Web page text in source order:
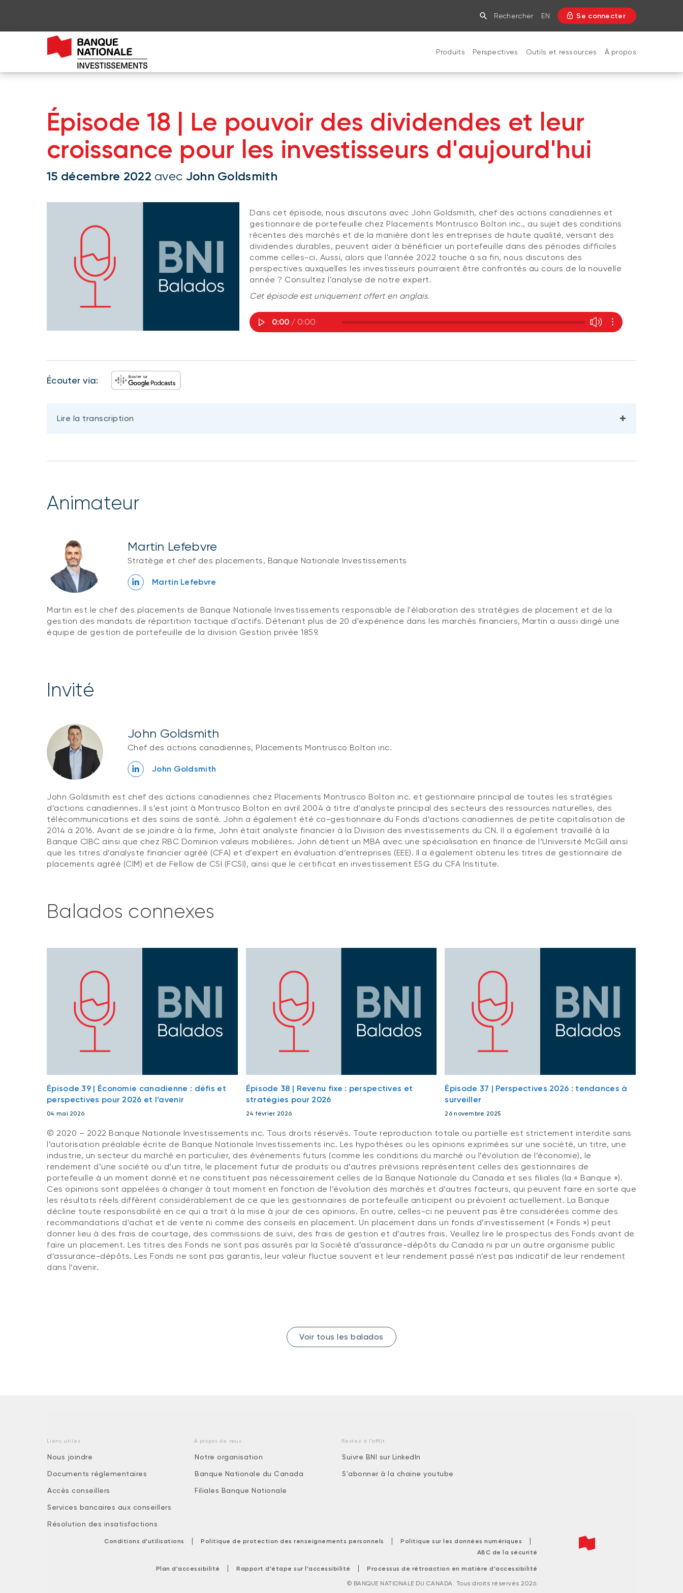
Rechercher EN Se connecter
Produits Perspectives Outils et ressources À propos
Épisode 18 | Le pouvoir des dividendes et leur
croissance pour les investisseurs d'aujourd'hui
15 décembre 2022 avec John Goldsmith
Dans cet épisode, nous discutons avec John Goldsmith, chef des actions canadiennes et
gestionnaire de portefeuille chez Placements Montrusco Bolton inc., au sujet des conditions
récentes des marchés et de la manière dont les entreprises de haute qualité, versant des
dividendes durables, peuvent aider à bénéficier un portefeuille dans des périodes difficiles
comme celles-ci. Aussi, alors que l'année 2022 touche à sa fin, nous discutons des
perspectives auxquelles les investisseurs pourraient être confrontés au cours de la nouvelle
année ? Consultez l'analyse de notre expert.
Cet épisode est uniquement offert en anglais.
0:00 / 0:00
écouter via: Écouter sur
Lire la transcription
animateur
Martin Lefebvre
Stratège et chef des placements, Banque Nationale Investissements
Martin Lefebvre
Martin est le chef des placements de Banque Nationale Investissements responsable de l'élaboration des stratégies de placement et de la
gestion des mandats de répartition tactique d'actifs. Détenant plus de 20 d'expérience dans les marchés financiers, Martin a aussi dirigé une
équipe de gestion de portefeuille de la division Gestion privée 1859.
invité
John Goldsmith
Chef des actions canadiennes, Placements Montrusco Bolton inc.
John Goldsmith
John Goldsmith est chef des actions canadiennes chez Placements Montrusco Bolton inc. et gestionnaire principal de toutes les stratégies
d’actions canadiennes. Il s’est joint à Montrusco Bolton en avril 2004 à titre d’analyste principal des secteurs des ressources naturelles, des
télécommunications et des soins de santé. John a également été co-gestionnaire du Fonds d’actions canadiennes de petite capitalisation de
2014 à 2016. Avant de se joindre à la firme, John était analyste financier à la Division des investissements du CN. Il a également travaillé à la
Banque CIBC ainsi que chez RBC Dominion valeurs mobilières. John détient un MBA avec une spécialisation en finance de l’Université McGill ainsi
que les titres d’analyste financier agréé (CFA) et d’expert en évaluation d’entreprises (EEE). Il a également obtenu les titres de gestionnaire de
placements agréé (CIM) et de Fellow de CSI (FCSI), ainsi que le certificat en investissement ESG du CFA Institute.
Balados connexes
Épisode 39 | Économie canadienne : défis et
perspectives pour 2026 et l’avenir
04 mai 2026
Épisode 38 | Revenu fixe : perspectives et
stratégies pour 2026
24 février 2026
Épisode 37 | Perspectives 2026 : tendances à
surveiller
26 novembre 2025
© 2020 – 2022 Banque Nationale Investissements inc. Tous droits réservés. Toute reproduction totale ou partielle est strictement interdite sans
l’autorisation préalable écrite de Banque Nationale Investissements inc. Les hypothèses ou les opinions exprimées sur une société, un titre, une
industrie, un secteur du marché en particulier, des événements futurs (comme les conditions du marché ou l’évolution de l’économie), le
rendement d’une société ou d’un titre, le placement futur de produits ou d’autres prévisions représentent celles des gestionnaires de
portefeuille à un moment donné et ne constituent pas nécessairement celles de la Banque Nationale du Canada et ses filiales (la « Banque »).
Ces opinions sont appelées à changer à tout moment en fonction de l’évolution des marchés et d’autres facteurs, qui peuvent faire en sorte que
les résultats réels diffèrent considérablement de ce que les gestionnaires de portefeuille anticipent ou prévoient actuellement. La Banque
décline toute responsabilité en ce qui a trait à la mise à jour de ces opinions. En outre, celles-ci ne peuvent pas être considérées comme des
recommandations d’achat et de vente ni comme des conseils en placement. Un placement dans un fonds d’investissement (« Fonds ») peut
donner lieu à des frais de courtage, des commissions de suivi, des frais de gestion et d’autres frais. Veuillez lire le prospectus des Fonds avant de
faire un placement. Les titres des Fonds ne sont pas assurés par la Société d’assurance-dépôts du Canada ni par un autre organisme public
d’assurance-dépôts. Les Fonds ne sont pas garantis, leur valeur fluctue souvent et leur rendement passé n’est pas indicatif de leur rendement
dans l’avenir.
Voir tous les balados
Liens utiles
Nous joindre
Documents réglementaires
Accès conseillers
Services bancaires aux conseillers
Résolution des insatisfactions
À propos de nous
Notre organisation
Banque Nationale du Canada
Filiales Banque Nationale
Restez à l'affût
Suivre BNI sur LinkedIn
S'abonner à la chaine youtube
Conditions d'utilisations | Politique de protection des renseignements personnels | Politique sur les données numériques |
ABC de la sécurité
Plan d'accessibilité | Rapport d'étape sur l'accessibilité | Processus de rétroaction en matière d'accessibilité
© BANQUE NATIONALE DU CANADA. Tous droits réservés 2026.